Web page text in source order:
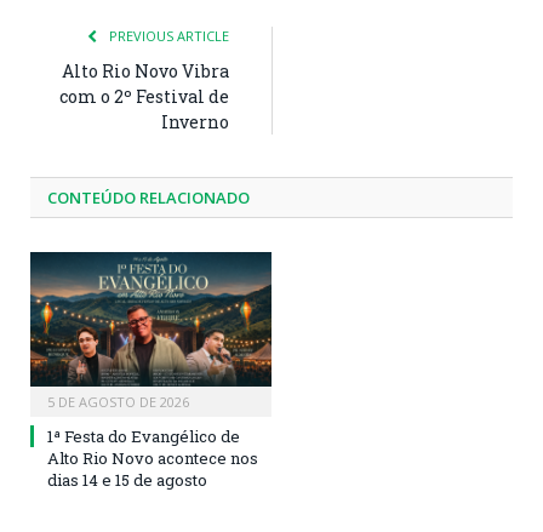
PREVIOUS ARTICLE
Alto Rio Novo Vibra
com o 2º Festival de
Inverno
CONTEÚDO RELACIONADO
5 DE AGOSTO DE 2026
1ª Festa do Evangélico de
Alto Rio Novo acontece nos
dias 14 e 15 de agosto